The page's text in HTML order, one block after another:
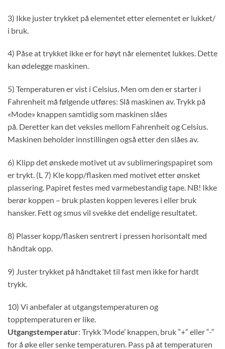
3) Ikke juster trykket på elementet etter elementet er lukket/
i bruk.
4) Påse at trykket ikke er for høyt når elementet lukkes. Dette
kan ødelegge maskinen.
5) Temperaturen er vist i Celsius. Men om den er starter i
Fahrenheit må følgende utføres: Slå maskinen av. Trykk på
«Mode» knappen samtidig som maskinen slåes
på. Deretter kan det veksles mellom Fahrenheit og Celsius.
Maskinen beholder innstillingen også etter den slåes av.
6) Klipp det ønskede motivet ut av sublimeringspapiret som
er trykt. (L 7) Kle kopp/flasken med motivet etter ønsket
plassering. Papiret festes med varmebestandig tape. NB! Ikke
berør koppen – bruk plasten koppen leveres i eller bruk
hansker. Fett og smus vil svekke det endelige resultatet.
8) Plasser kopp/flasken sentrert i pressen horisontalt med
håndtak opp.
9) Juster trykket på håndtaket til fast men ikke for hardt
trykk.
10) Vi anbefaler at utgangstemperaturen og
topptemperaturen er like.
Utgangstemperatur: Trykk ‘Mode’ knappen, bruk ”+” eller “-“
for å øke eller senke temperaturen. Pass på at temperaturen